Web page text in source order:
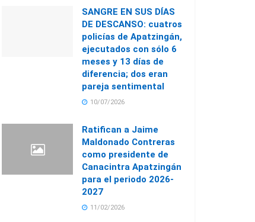
SANGRE EN SUS DÍAS
DE DESCANSO: cuatros
policías de Apatzingán,
ejecutados con sólo 6
meses y 13 días de
diferencia; dos eran
pareja sentimental
10/07/2026
Ratifican a Jaime
Maldonado Contreras
como presidente de
Canacintra Apatzingán
para el periodo 2026-
2027
11/02/2026